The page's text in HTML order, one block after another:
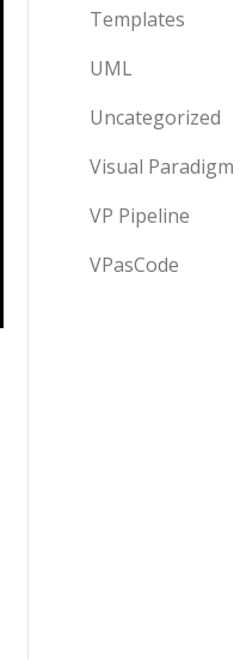
Templates
UML
Uncategorized
Visual Paradigm
VP Pipeline
VPasCode